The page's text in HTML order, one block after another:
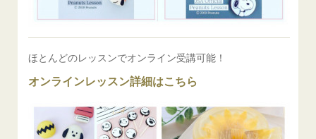
ほとんどのレッスンでオンライン受講可能！
オンラインレッスン詳細はこちら